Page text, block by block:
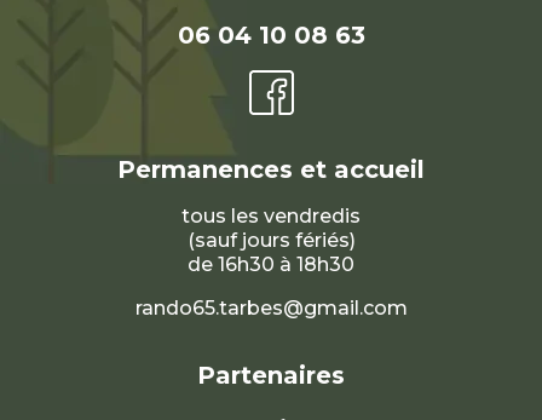
06 04 10 08 63
Permanences et accueil
tous les vendredis
(sauf jours fériés)
de 16h30 à 18h30
rando65.tarbes@gmail.com
Partenaires